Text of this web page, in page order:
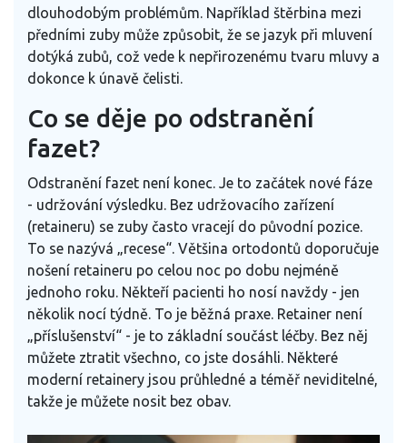
dlouhodobým problémům. Například štěrbina mezi
předními zuby může způsobit, že se jazyk při mluvení
dotýká zubů, což vede k nepřirozenému tvaru mluvy a
dokonce k únavě čelisti.
Co se děje po odstranění
fazet?
Odstranění fazet není konec. Je to začátek nové fáze
- udržování výsledku. Bez udržovacího zařízení
(retaineru) se zuby často vracejí do původní pozice.
To se nazývá „recese“. Většina ortodontů doporučuje
nošení retaineru po celou noc po dobu nejméně
jednoho roku. Někteří pacienti ho nosí navždy - jen
několik nocí týdně. To je běžná praxe. Retainer není
„příslušenství“ - je to základní součást léčby. Bez něj
můžete ztratit všechno, co jste dosáhli. Některé
moderní retainery jsou průhledné a téměř neviditelné,
takže je můžete nosit bez obav.